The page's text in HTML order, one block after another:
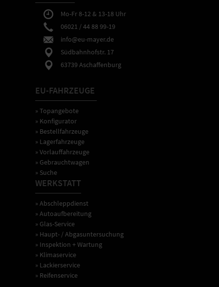
Mo-Fr 8-12 & 13-18 Uhr
06021 / 44 88 99-19
info@eu-mayer.de
Südbahnhofstr. 17
63739 Aschaffenburg
EU-FAHRZEUGE
» Topangebote
» Konfigurator
» Bestellfahrzeuge
» Lagerfahrzeuge
» Vorlauffahrzeuge
» Gebrauchtwagen
» Suche
WERKSTATT
» Abschleppdienst
» Autoaufbereitung
» Glas-Service
» Haupt- / Abgasuntersuchung
» Inspektion + Wartung
» Klimaservice
» Lackierservice
» Reifenservice